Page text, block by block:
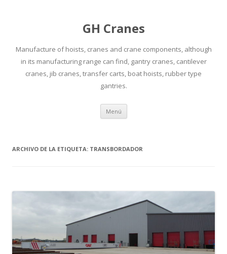
GH Cranes
Manufacture of hoists, cranes and crane components, although
in its manufacturing range can find, gantry cranes, cantilever
cranes, jib cranes, transfer carts, boat hoists, rubber type
gantries.
Menú Saltar
contenido
ARCHIVO DE LA ETIQUETA: TRANSBORDADOR